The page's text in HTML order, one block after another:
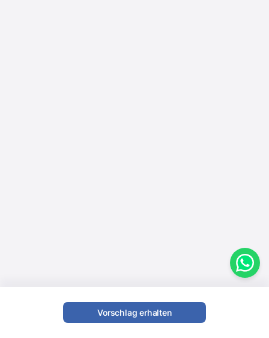
Vorschlag erhalten